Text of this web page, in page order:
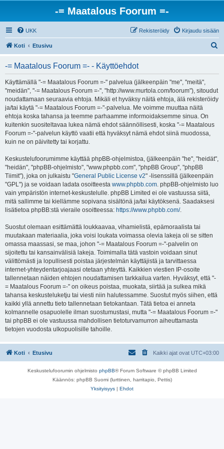
-= Maatalous Foorum =-
UKK Kirjaudu sisään
Rekisteröidy
Koti Etusivu
-= Maatalous Foorum =- - Käyttöehdot
Käyttämällä "-= Maatalous Foorum =-" palvelua (jälkeenpäin "me", "meitä",
"meidän", "-= Maatalous Foorum =-", "http://www.murtola.com/foorum"), sitoudut
noudattamaan seuraavia ehtoja. Mikäli et hyväksy näitä ehtoja, älä rekisteröidy
ja/tai käytä "-= Maatalous Foorum =-"-palvelua. Me voimme muuttaa näitä
ehtoja koska tahansa ja teemme parhaamme informoidaksemme sinua. On
kuitenkin suositeltavaa lukea nämä ehdot säännöllisesti, koska "-= Maatalous
Foorum =-"-palvelun käyttö vaatii että hyväksyt nämä ehdot siinä muodossa,
kuin ne on päivitetty tai korjattu.
Keskustelufoorumimme käyttää phpBB-ohjelmistoa, (jälkeenpäin "he", "heidät",
"heidän", "phpBB-ohjelmisto", "www.phpbb.com", "phpBB Group", "phpBB
Tiimit"), joka on julkaistu "General Public License v2" -lisenssillä (jälkeenpäin
"GPL") ja se voidaan ladata osoitteesta www.phpbb.com. phpBB-ohjelmisto luo
vain ympäristön internet-keskustelulle. phpBB Limited ei ole vastuussa siitä,
mitä sallimme tai kiellämme sopivana sisältönä ja/tai käytöksenä. Saadaksesi
lisätietoa phpBB:stä vieraile osoitteessa: https://www.phpbb.com/.
Suostut olemaan esittämättä loukkaavaa, vihamielistä, epämoraalista tai
muutakaan materiaalia, joka voisi loukata voimassa olevia lakeja oli se sitten
omassa maassasi, se maa, johon "-= Maatalous Foorum =-"-palvelin on
sijoitettu tai kansainvälisiä lakeja. Toimimalla tätä vastoin voidaan sinut
välittömästi ja lopullisesti poistaa järjestelmän käyttäjistä ja tarvittaessa
internet-yhteydentarjoajaasi otetaan yhteyttä. Kaikkien viestien IP-osoite
tallennetaan näiden ehtojen noudattamisen tarkkailua varten. Hyväksyt, että "-
= Maatalous Foorum =-" on oikeus poistaa, muokata, siirtää ja sulkea mikä
tahansa keskusteluketju tai viesti niin halutessamme. Suostut myös siihen, että
kaikki yllä annettu tieto tallennetaan tietokantaan. Tätä tietoa ei anneta
kolmannelle osapuolelle ilman suostumustasi, mutta "-= Maatalous Foorum =-"
tai phpBB ei ole vastuussa mahdollisen tietoturvamurron aiheuttamasta
tietojen vuodosta ulkopuolisille tahoille.
Koti Etusivu Kaikki ajat ovat UTC+03:00
Keskustelufoorumin ohjelmisto phpBB® Forum Software © phpBB Limited
Käännös: phpBB Suomi (lurttinen, harritapio, Pettis)
Yksityisyys | Ehdot